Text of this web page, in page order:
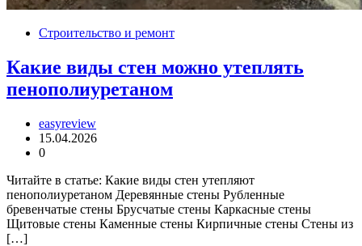
Строительство и ремонт
Какие виды стен можно утеплять
пенополиуретаном
easyreview
15.04.2026
0
Читайте в статье: Какие виды стен утепляют
пенополиуретаном Деревянные стены Рубленные
бревенчатые стены Брусчатые стены Каркасные стены
Щитовые стены Каменные стены Кирпичные стены Стены из
[…]